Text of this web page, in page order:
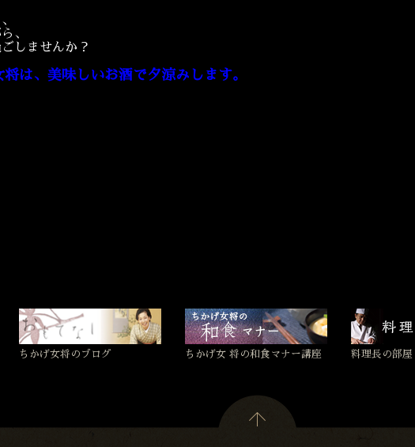
、
しませんか？
は、美味しいお酒で夕涼みします。
ちかげ女将のブログ ちかげ女 将の和食マナー講座 料理長の部屋